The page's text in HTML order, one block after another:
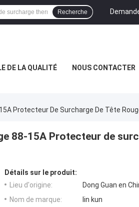
Recherche
DE LA QUALITÉ NOUS CONTACTER
Protecteur De Surcharge De Tête
88-15A Protecteur de
Détails sur le produit:
Lieu d'origine:
Dong Guan en
Nom de marque:
lin kun